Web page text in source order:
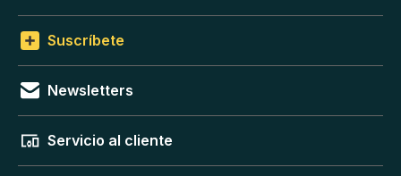
Suscríbete
Newsletters
Servicio al cliente